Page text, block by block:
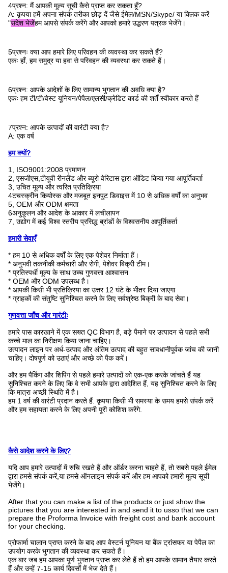
4प्रश्न: मैं आपकी मूल्य सूची कैसे प्राप्त कर सकता हूँ?
A: कृपया हमें अपना संपर्क तरीका छोड़ दें जैसे ईमेल/MSN/Skype/ या क्लिक करें
"संदेश भेजेंहम आपसे संपर्क करेंगे और आपको हमारे उद्धरण पत्रक भेजेंगे।
5प्रश्नः क्या आप हमारे लिए परिवहन की व्यवस्था कर सकते हैं?
एकः हाँ, हम समुद्र या हवा से परिवहन की व्यवस्था कर सकते हैं।
6प्रश्न: आपके आदेशों के लिए सामान्य भुगतान की अवधि क्या है?
एकः हम टी/टी/वेस्ट यूनियन/पेपैल/एलसी/क्रेडिट कार्ड की शर्तें स्वीकार करते हैं
7प्रश्न: आपके उत्पादों की वारंटी क्या है?
A: एक वर्ष
हम क्यों?
1, ISO9001:2008 प्रमाणन
2, एसजीएस,टीयूवी रीनलैंड और ब्यूरो वेरिटास द्वारा ऑडिट किया गया आपूर्तिकर्ता
3, उचित मूल्य और त्वरित प्रतिक्रिया
4टचस्क्रीन कियोस्क और मजबूत इनपुट डिवाइस में 10 से अधिक वर्षों का अनुभव
5, OEM और ODM क्षमता
6अनुकूलन और आदेश के आकार में लचीलापन
7, उद्योग में कई विश्व स्तरीय प्रसिद्ध ब्रांडों के विश्वसनीय आपूर्तिकर्ता
हमारी सेवाएँ
* हम 10 से अधिक वर्षों के लिए एक पेशेवर निर्माता हैं।
* अनुभवी तकनीकी कर्मचारी और रोगी, पेशेवर बिक्री टीम।
* प्रतिस्पर्धी मूल्य के साथ उच्च गुणवत्ता आश्वासन
* OEM और ODM उपलब्ध है।
* आपकी किसी भी प्रतिक्रिया का उत्तर 12 घंटे के भीतर दिया जाएगा
* ग्राहकों की संतुष्टि सुनिश्चित करने के लिए सर्वश्रेष्ठ बिक्री के बाद सेवा।
गुणवत्ता जाँच और गारंटीः
हमारे पास कारखाने में एक सख्त QC विभाग है, बड़े पैमाने पर उत्पादन से पहले सभी
कच्चे माल का निरीक्षण किया जाना चाहिए।
उत्पादन लाइन पर अर्ध-उत्पाद और अंतिम उत्पाद की बहुत सावधानीपूर्वक जांच की जानी
चाहिए। दोषपूर्ण को उठाएं और अच्छे को पैक करें।
और हम पैकिंग और शिपिंग से पहले हमारे उत्पादों को एक-एक करके जांचते हैं यह
सुनिश्चित करने के लिए कि वे सभी आपके द्वारा आदेशित हैं, यह सुनिश्चित करने के लिए
कि मात्रा अच्छी स्थिति में है।
हम 1 वर्ष की वारंटी प्रदान करते हैं. कृपया किसी भी समस्या के समय हमसे संपर्क करें
और हम सहायता करने के लिए अपनी पूरी कोशिश करेंगे.
कैसे आदेश करने के लिए?
यदि आप हमारे उत्पादों में रुचि रखते हैं और ऑर्डर करना चाहते हैं, तो सबसे पहले ईमेल
द्वारा हमसे संपर्क करें,या हमसे ऑनलाइन संपर्क करें और हम आपको हमारी मूल्य सूची
भेजेंगे।
After that you can make a list of the products or just show the
pictures that you are interested in and send it to usso that we can
prepare the Proforma Invoice with freight cost and bank account
for your checking.
प्रोफार्मा चालान प्राप्त करने के बाद आप वेस्टर्न यूनियन या बैंक ट्रांसफर या पेपैल का
उपयोग करके भुगतान की व्यवस्था कर सकते हैं।
एक बार जब हम आपका पूर्ण भुगतान प्राप्त कर लेते हैं तो हम आपके सामान तैयार करते
हैं और उन्हें 7-15 कार्य दिवसों में भेज देते हैं।